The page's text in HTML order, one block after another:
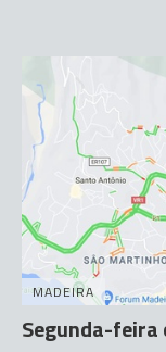
MADEIRA
Segunda-